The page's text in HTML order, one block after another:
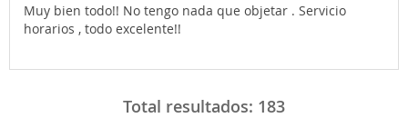
Muy bien todo!! No tengo nada que objetar . Servicio
horarios , todo excelente!!
Total resultados: 183